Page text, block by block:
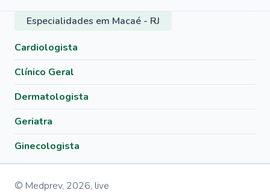
Especialidades em Macaé - RJ
Cardiologista
Clínico Geral
Dermatologista
Geriatra
Ginecologista
© Medprev, 2026, live